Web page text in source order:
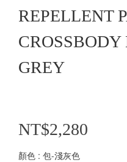
REPELLENT
GREY
NT$2,280
顏色 : 包-淺灰色